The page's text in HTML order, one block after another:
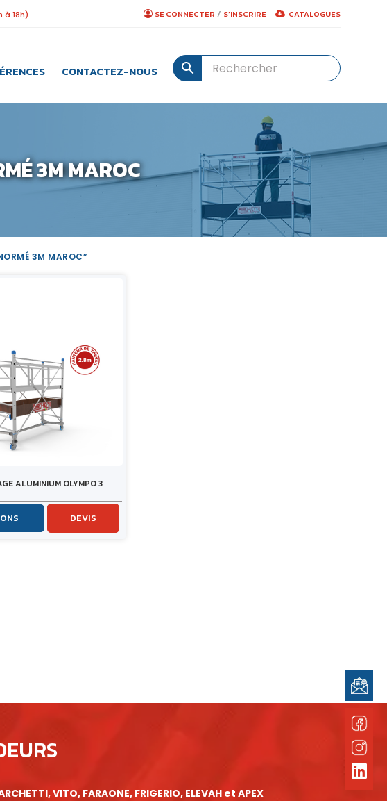
à 18h) SE CONNECTER / S’INSCRIRE CATALOGUES
CONTACTEZ-NOUS
3M MAROC
3M MAROC”
ALUMINIUM OLYMPO 3
DEVIS
VITO, FARAONE, FRIGERIO, ELEVAH et APEX